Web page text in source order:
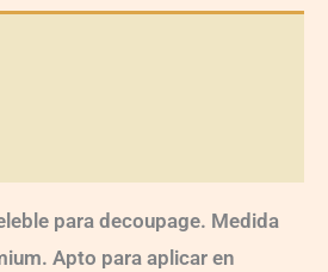
para decoupage. Medida
Apto para aplicar en